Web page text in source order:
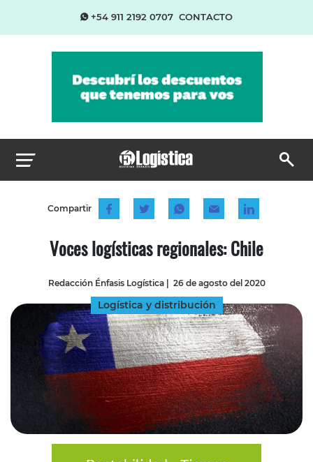
+54 911 2192 0707 CONTACTO
Compartir
Voces logísticas regionales: Chile
Redacción Énfasis Logística| 26 de agosto del 2020
Logística y distribución